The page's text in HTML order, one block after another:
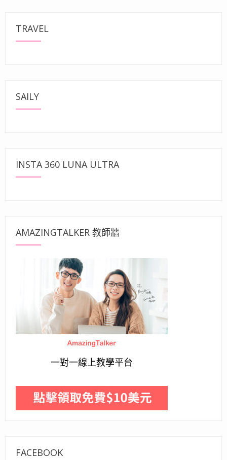
TRAVEL
SAILY
INSTA 360 LUNA ULTRA
AMAZINGTALKER 教師牆
一對一線上教學平台
FACEBOOK